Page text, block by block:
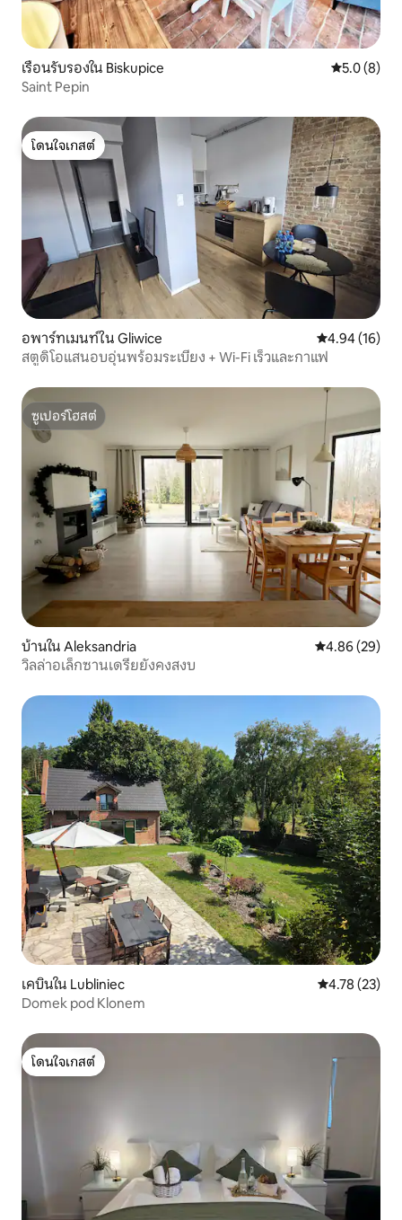
เรือนรับรองใน Biskupice คะแนนเฉลี่
5.0 (8)
Saint Pepin
โดนใจเกสต์
โดนใจเกสต์
อพาร์ทเมนท์ใน Gliwice คะแนนเฉลี่ย
4.94 (16)
สตูดิโอแสนอบอุ่นพร้อมระเบียง + Wi-Fi เร็วและกาแฟ
ซูเปอร์โฮสต์
ซูเปอร์โฮสต์
บ้านใน Aleksandria คะแนนเฉลี่ย
4.86 (29)
วิลล่าอเล็กซานเดรียยังคงสงบ
เคบินใน Lubliniec คะแนนเฉลี่ย
4.78 (23)
Domek pod Klonem
โดนใจเกสต์
โดนใจเกสต์